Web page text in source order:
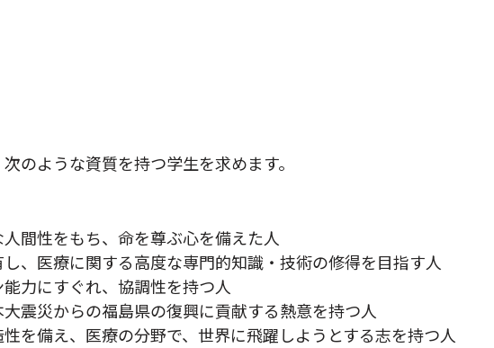
のような資質を持つ学生を求めます。
人間性をもち、命を尊ぶ心を備えた人
し、医療に関する高度な専門的知識・技術の修得を目指す人
能力にすぐれ、協調性を持つ人
大震災からの福島県の復興に貢献する熱意を持つ人
性を備え、医療の分野で、世界に飛躍しようとする志を持つ人